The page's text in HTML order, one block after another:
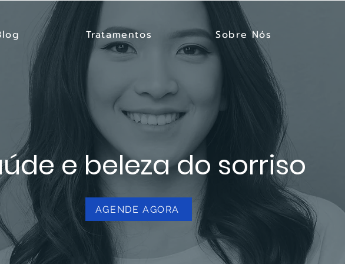
Tratamentos Sobre Nós
e beleza do sorriso
AGENDE AGORA